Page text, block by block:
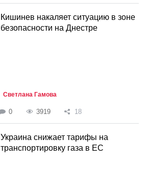
Кишинев накаляет ситуацию в зоне
безопасности на Днестре
Светлана Гамова
0 3919 18
Украина снижает тарифы на
транспортировку газа в ЕС